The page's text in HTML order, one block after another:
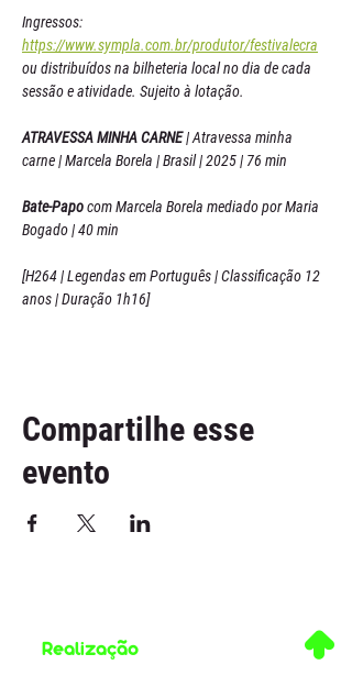
Ingressos:
https://www.sympla.com.br/produtor/festivalecra
ou distribuídos na bilheteria local no dia de cada
sessão e atividade. Sujeito à lotação.
ATRAVESSA MINHA CARNE | Atravessa minha
carne | Marcela Borela | Brasil | 2025 | 76 min
Bate-Papo com Marcela Borela mediado por Maria
Bogado | 40 min
[H264 | Legendas em Português | Classificação 12
anos | Duração 1h16]
Compartilhe esse
evento
Realização .